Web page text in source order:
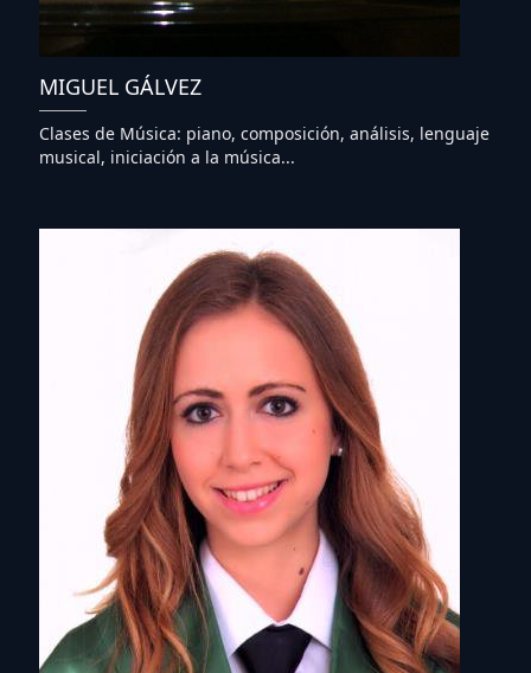
MIGUEL GÁLVEZ
Clases de Música: piano, composición, análisis, lenguaje
musical, iniciación a la música...